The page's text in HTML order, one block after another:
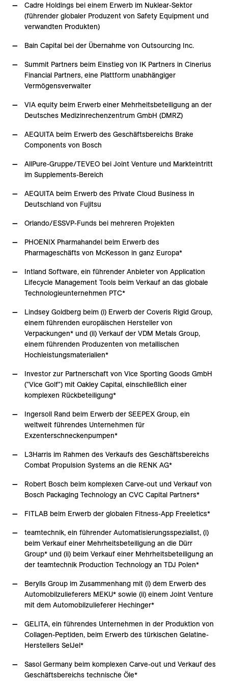
Cadre Holdings bei einem Erwerb im Nuklear-Sektor
(führender globaler Produzent von Safety Equipment und
verwandten Produkten)
Bain Capital bei der Übernahme von Outsourcing Inc.
Summit Partners beim Einstieg von IK Partners in Cinerius
Financial Partners, eine Plattform unabhängiger
Vermögensverwalter
VIA equity beim Erwerb einer Mehrheitsbeteiligung an der
Deutsches Medizinrechenzentrum GmbH (DMRZ)
AEQUITA beim Erwerb des Geschäftsbereichs Brake
Components von Bosch
AllPure-Gruppe/TEVEO bei Joint Venture und Markt­eintritt
im Supplements-Bereich
AEQUITA beim Erwerb des Private Cloud Business in
Deutschland von Fujitsu
Orlando/ESSVP-Funds bei mehreren Projekten
PHOENIX Pharmahandel beim Erwerb des
Pharmageschäfts von McKesson in ganz Europa*
Intland Software, ein führender Anbieter von Application
Lifecycle Management Tools beim Verkauf an das globale
Technologieunternehmen PTC*
Lindsey Goldberg beim (i) Erwerb der Coveris Rigid Group,
einem führenden europäischen Hersteller von
Verpackungen* und (ii) Verkauf der VDM Metals Group,
einem führenden Produzenten von metallischen
Hochleistungsmaterialien*
Investor zur Partnerschaft von Vice Sporting Goods GmbH
("Vice Golf") mit Oakley Capital, einschließlich einer
komplexen Rückbeteiligung*
Ingersoll Rand beim Erwerb der SEEPEX Group, ein
weltweit führendes Unternehmen für
Exzenterschneckenpumpen*
L3Harris im Rahmen des Verkaufs des Geschäftsbereichs
Combat Propulsion Systems an die RENK AG*
Robert Bosch beim komplexen Carve-out und Verkauf von
Bosch Packaging Technology an CVC Capital Partners*
FITLAB beim Erwerb der globalen Fitness-App Freeletics*
teamtechnik, ein führender Automatisierungsspezialist, (i)
beim Verkauf einer Mehrheitsbeteiligung an die Dürr
Group* und (ii) beim Verkauf einer Mehrheitsbeteiligung an
der teamtechnik Production Technology an TDJ Polen*
Berylls Group im Zusammenhang mit (i) dem Erwerb des
Automobilzulieferers MEKU* sowie (ii) einem Joint Venture
mit dem Automobilzulieferer Hechinger*
GELITA, ein führendes Unternehmen in der Produktion von
Collagen-Peptiden, beim Erwerb des türkischen Gelatine-
Herstellers SelJel*
Sasol Germany beim komplexen Carve-out und Verkauf des
Geschäftsbereichs technische Öle*